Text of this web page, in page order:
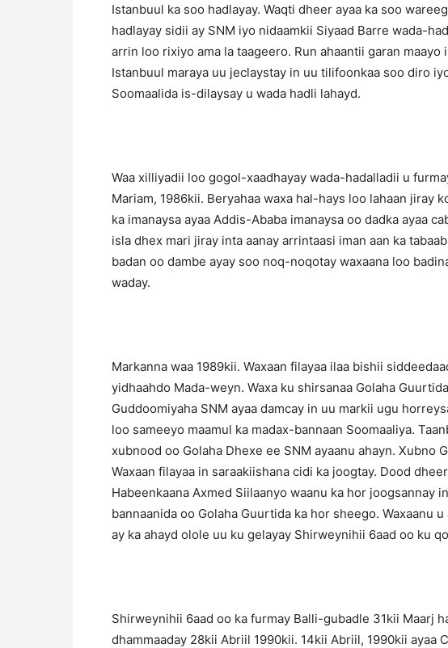
Istanbuul ka soo hadlayay. Waqti dheer ayaa ka soo
hadlayay sidii ay SNM iyo nidaamkii Siyaad Barre wada-
arrin loo rixiyo ama la taageero. Run ahaantii garan maayo
Istanbuul maraya uu jeclaystay in uu tilifoonkaa soo diro
Soomaalida is-dilaysay u wada hadli lahayd.
Waa xilliyadii loo gogol-xaadhayay wada-hadalladii u
Mariam, 1986kii. Beryahaa waxa hal-hays loo lahaan jiray
ka imanaysa ayaa Addis-Ababa imanaysa oo dadka ayaa
isla dhex mari jiray inta aanay arrintaasi iman aan ka
badan oo dambe ayay soo noq-noqotay waxaana loo
waday.
Markanna waa 1989kii. Waxaan filayaa ilaa bishii
yidhaahdo Mada-weyn. Waxa ku shirsanaa Golaha
Guddoomiyaha SNM ayaa damcay in uu markii ugu
loo sameeyo maamul ka madax-bannaan Soomaaliya.
xubnood oo Golaha Dhexe ee SNM ayaanu ahayn. Xubno
Waxaan filayaa in saraakiishana cidi ka joogtay. Dood
Habeenkaana Axmed Siilaanyo waanu ka hor joogsannay
bannaanida oo Golaha Guurtida ka hor sheego. Waxaanu
ay ka ahayd olole uu ku gelayay Shirweynihii 6aad oo ku
Shirweynihii 6aad oo ka furmay Balli-gubadle 31kii Maarj
dhammaaday 28kii Abriil 1990kii. 14kii Abriil, 1990kii ayaa